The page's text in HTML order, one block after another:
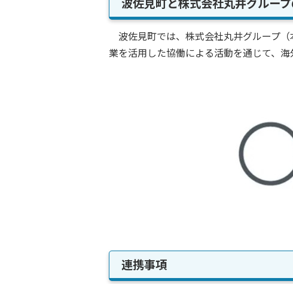
波佐見町と株式会社丸井グルー
波佐見町では、株式会社丸井グループ
業を活用した協働による活動を通じて、
連携事項